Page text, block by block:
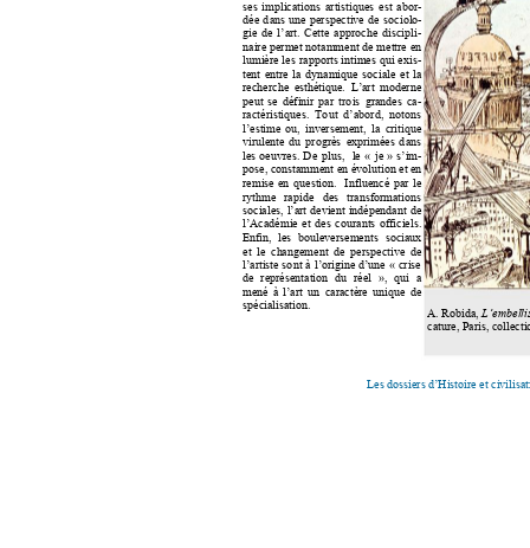
Les dossiers d’Histoire et
ses implications artistiques est abor-
dée dans une perspective de sociolo-
gie de l’art. Cette approche discipli-
naire permet notamment de mettre en
lumière les rapports intimes qui exis-
tent entre la dynamique sociale et la
recherche esthétique.  L’art  moderne
peut se définir par trois grandes ca-
ractéristiques. Tout  d’abord,  notons
l’estime ou, inversement, la critique
virulente du progrès exprimées dans
les oeuvres. De plus, le « je » s’im-
pose, constamment en évolution et en
remise en question. Influencé par le
rythme rapide des transformations
sociales, l’art devient indépendant de
l’Académie et des courants officiels.
Enfin, les bouleversements
sociaux
et le  changement  de perspective de
l’artiste sont à l’origine d’une « crise
de représentation du réel », qui a
mené à l’art un caractère unique de
spécialisation.
A. Robida, L’emb
cature, Paris, co